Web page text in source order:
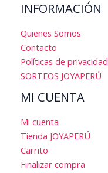
INFORMACIÓN
Quienes Somos
Contacto
Políticas de privacidad
SORTEOS JOYAPERÚ
MI CUENTA
Mi cuenta
Tienda JOYAPERÚ
Carrito
Finalizar compra